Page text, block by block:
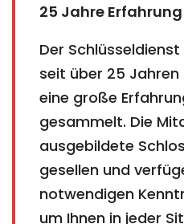
25 Jahre Erfahrung
Der
seit über 25
eine große
gesammelt. Die
ausgebildete
gesellen und
notwendigen
um Ihnen in jeder